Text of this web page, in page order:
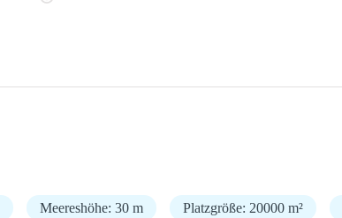
Meereshöhe: 30 m Platzgröße: 20000 m²